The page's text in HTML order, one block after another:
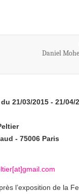
Daniel
21/03/2015 - 21/04/
- 75006 Paris
l’exposition de la